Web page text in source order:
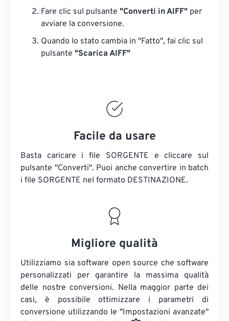
Fare clic sul pulsante "Converti in AIFF" per
avviare la conversione.
Quando lo stato cambia in "Fatto", fai clic sul
pulsante "Scarica AIFF"
Facile da usare
Basta caricare i file SORGENTE e cliccare sul
pulsante "Converti". Puoi anche convertire in batch
i file SORGENTE nel formato DESTINAZIONE.
Migliore qualità
Utilizziamo sia software open source che software
personalizzati per garantire la massima qualità
delle nostre conversioni. Nella maggior parte dei
casi, è possibile ottimizzare i parametri di
conversione utilizzando le "Impostazioni avanzate"